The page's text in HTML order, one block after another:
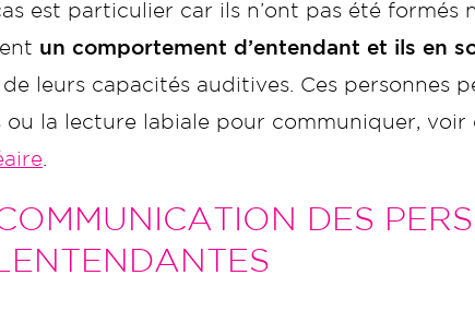
est particulier car ils n’ont pas été
un comportement d’entendant et ils en
leurs capacités auditives. Ces personnes
ou la lecture labiale pour communiquer, voir
DES